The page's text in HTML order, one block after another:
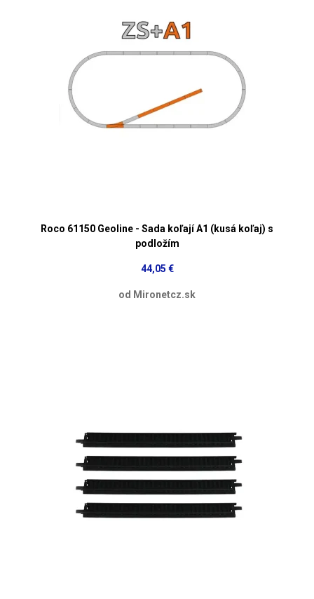
Roco 61150 Geoline - Sada koľají A1 (kusá koľaj) s
podložím
44,05 €
od Mironetcz.sk